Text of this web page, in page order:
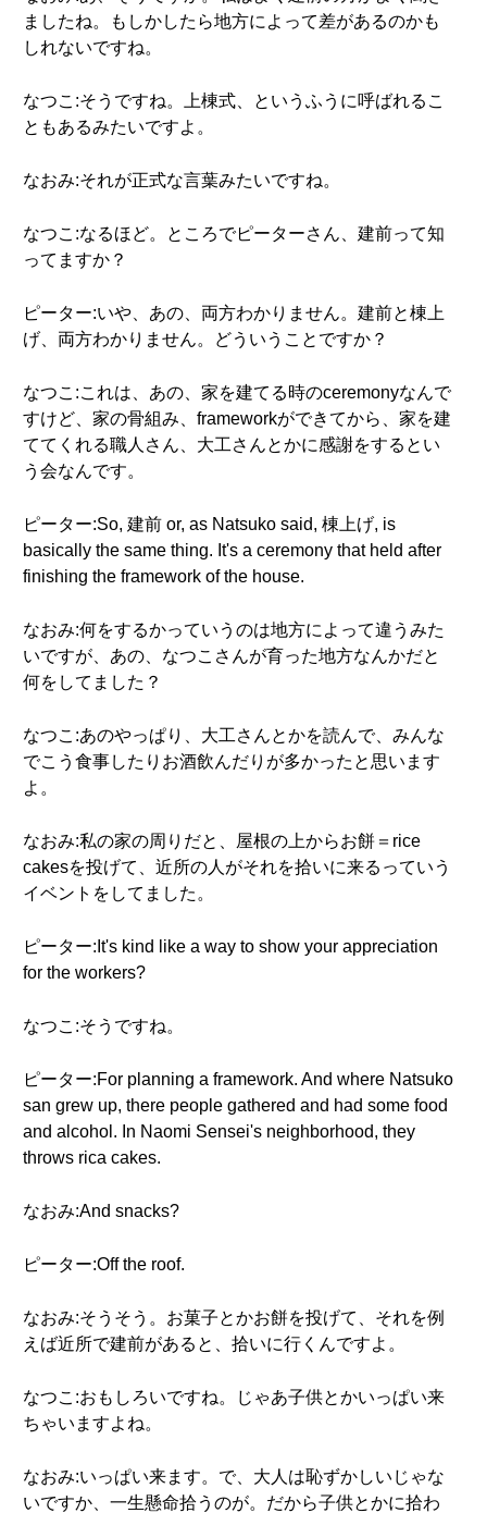
ましたね。もしかしたら地方によって差があるのかも
しれないですね。
なつこ:そうですね。上棟式、というふうに呼ばれるこ
ともあるみたいですよ。
なおみ:それが正式な言葉みたいですね。
なつこ:なるほど。ところでピーターさん、建前って知
ってますか？
ピーター:いや、あの、両方わかりません。建前と棟上
げ、両方わかりません。どういうことですか？
なつこ:これは、あの、家を建てる時のceremonyなんで
すけど、家の骨組み、frameworkができてから、家を建
ててくれる職人さん、大工さんとかに感謝をするとい
う会なんです。
ピーター:So, 建前 or, as Natsuko said, 棟上げ, is
basically the same thing. It's a ceremony that held after
finishing the framework of the house.
なおみ:何をするかっていうのは地方によって違うみた
いですが、あの、なつこさんが育った地方なんかだと
何をしてました？
なつこ:あのやっぱり、大工さんとかを読んで、みんな
でこう食事したりお酒飲んだりが多かったと思います
よ。
なおみ:私の家の周りだと、屋根の上からお餅＝rice
cakesを投げて、近所の人がそれを拾いに来るっていう
イベントをしてました。
ピーター:It's kind like a way to show your appreciation
for the workers?
なつこ:そうですね。
ピーター:For planning a framework. And where Natsuko
san grew up, there people gathered and had some food
and alcohol. In Naomi Sensei's neighborhood, they
throws rica cakes.
なおみ:And snacks?
ピーター:Off the roof.
なおみ:そうそう。お菓子とかお餅を投げて、それを例
えば近所で建前があると、拾いに行くんですよ。
なつこ:おもしろいですね。じゃあ子供とかいっぱい来
ちゃいますよね。
なおみ:いっぱい来ます。で、大人は恥ずかしいじゃな
いですか、一生懸命拾うのが。だから子供とかに拾わ